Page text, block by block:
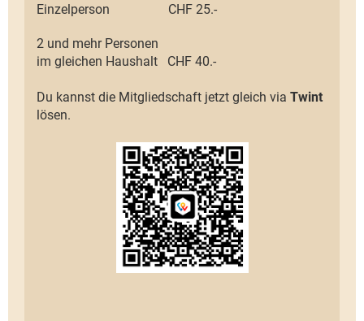
Einzelperson CHF 25.-
2 und mehr Personen
im gleichen Haushalt CHF 40.-
Du kannst die Mitgliedschaft jetzt gleich via Twint
lösen.